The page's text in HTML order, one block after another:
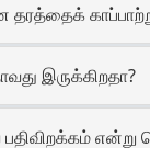
இருக்கிறதா?
என்று